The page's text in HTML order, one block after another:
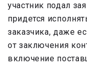
участник подал
придется
заказчика, даже
от заключения
включение